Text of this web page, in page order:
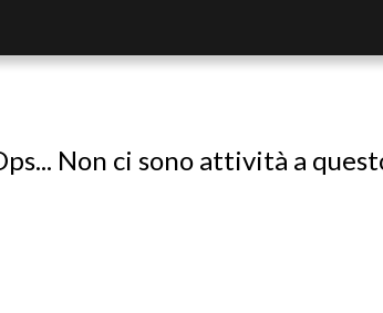
Non ci sono attività a